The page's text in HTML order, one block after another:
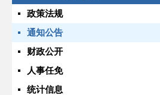
政策法规
通知公告
财政公开
人事任免
统计信息